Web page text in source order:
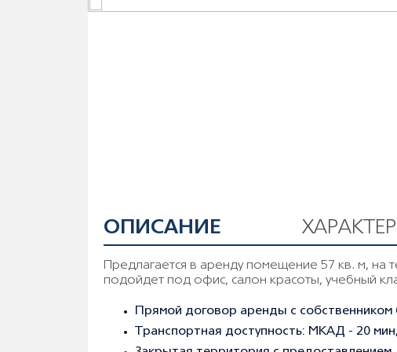
ОПИСАНИЕ
Предлагается в аренду помещение 57 кв. м,
подойдет под офис, салон красоты, учебный
Прямой договор аренды с собственником
Транспортная доступность: МКАД - 20